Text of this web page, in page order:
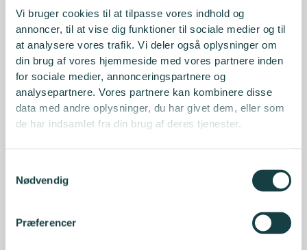
Vi bruger cookies til at tilpasse vores indhold og
annoncer, til at vise dig funktioner til sociale medier og til
at analysere vores trafik. Vi deler også oplysninger om
din brug af vores hjemmeside med vores partnere inden
for sociale medier, annonceringspartnere og
analysepartnere. Vores partnere kan kombinere disse
data med andre oplysninger, du har givet dem, eller som
de har indsamlet fra din brug af deres tjenester.
Nødvendig
Præferencer
repræsenteret ved
Özlem Atik, Chief Business
& Kristian Haugbølle, EA to Head of Daily
Banking begge i Danske Bank
, som vil gøre os
klogere på, hvem de er, hvordan de er opstået,
hvordan de arbejder internt i Danske og eksternt med
deres partnere for at sikre lige vilkår for deres
medlemmer.
give os konkrete værktøjer, der kan bruges
til dialog og reflektion i egen organisation efter mødet.
Vi slutter den faglige del af netværksmødet af med